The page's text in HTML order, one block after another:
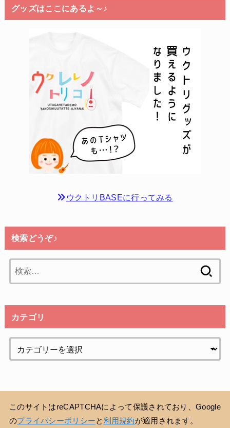
グッズはここにあるよ～♪
ウクトリBASEに行ってみる
検索どうぞ♪
索:
カテゴリ
このサイトはreCAPTCHAによって保護されており、Google
のプライバシーポリシーと 利用規約が適用されます。